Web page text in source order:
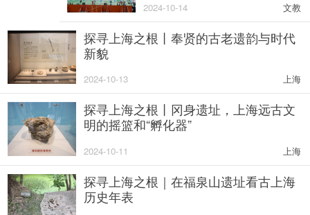
2024-10-14 文教
探寻上海之根丨奉贤的古老遗韵与时代
新貌
2024-10-13 上海
​探寻上海之根丨冈身遗址，上海远古文
明的摇篮和“孵化器”
2024-10-11 上海
探寻上海之根｜在福泉山遗址看古上海
历史年表